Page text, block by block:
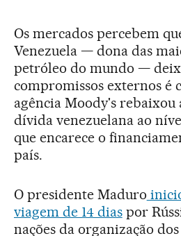
Os mercados percebem
Venezuela — dona das
petróleo do mundo —
compromissos externos é
agência Moody's rebaixou
dívida venezuelana ao
que encarece o
país.
O presidente Maduro
viagem de 14 diaspor
nações da organização dos